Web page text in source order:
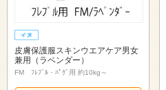
皮膚保護服スキンウエアケア男女
兼用（ラベンダー）
FM ﾌﾚﾌﾞﾙ・ﾊﾟｸﾞ用 約10kg～